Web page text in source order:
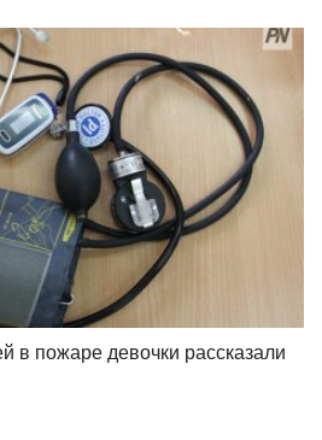
в пожаре девочки рассказали